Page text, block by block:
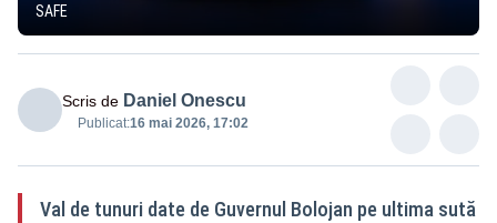
SAFE
Scris de Daniel Onescu
Publicat:16 mai 2026, 17:02
Val de tunuri date de Guvernul Bolojan pe ultima sută